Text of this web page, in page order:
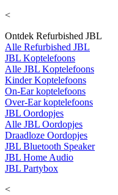
<
Ontdek Refurbished JBL
Alle Refurbished JBL
JBL Koptelefoons
Alle JBL Koptelefoons
Kinder Koptelefoons
On-Ear koptelefoons
Over-Ear koptelefoons
JBL Oordopjes
Alle JBL Oordopjes
Draadloze Oordopjes
JBL Bluetooth Speaker
JBL Home Audio
JBL Partybox
<